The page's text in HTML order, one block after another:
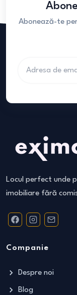
Abonează-te
Locul perfect unde
imobiliare fără
Companie
Despre noi
Blog